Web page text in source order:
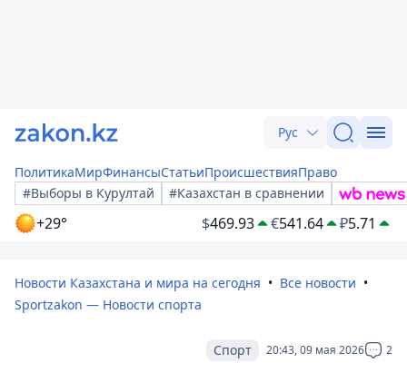
Рус
ПолитикаМирФинансыСтатьиПроисшествияПраво
#Выборы в Курултай
#Казахстан в сравнении
+29° $469.93 €541.64 ₽5.71
Новости Казахстана и мира на сегодня
Все новости
Sportzakon — Новости спорта
20:43, 09 мая 2026 2
Спорт